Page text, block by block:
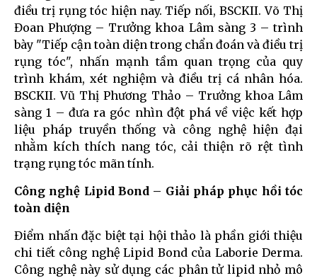
điều trị rụng tóc hiện nay. Tiếp nối, BSCKII. Võ Thị
Đoan Phượng – Trưởng khoa Lâm sàng 3 – trình
bày "Tiếp cận toàn diện trong chẩn đoán và điều trị
rụng tóc", nhấn mạnh tầm quan trọng của quy
trình khám, xét nghiệm và điều trị cá nhân hóa.
BSCKII. Vũ Thị Phương Thảo – Trưởng khoa Lâm
sàng 1 – đưa ra góc nhìn đột phá về việc kết hợp
liệu pháp truyền thống và công nghệ hiện đại
nhằm kích thích nang tóc, cải thiện rõ rệt tình
trạng rụng tóc mãn tính.
Công nghệ Lipid Bond – Giải pháp phục hồi tóc
toàn diện
Điểm nhấn đặc biệt tại hội thảo là phần giới thiệu
chi tiết công nghệ Lipid Bond của Laborie Derma.
Công nghệ này sử dụng các phân tử lipid nhỏ mô